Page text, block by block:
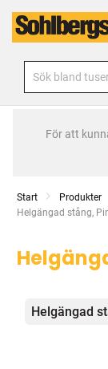
För att
Start Produkter
Current:
Helgängad stång,
Kategorier
Helgängad